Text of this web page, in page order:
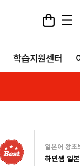
학습지원센터
일본어 왕
하민쌤 일